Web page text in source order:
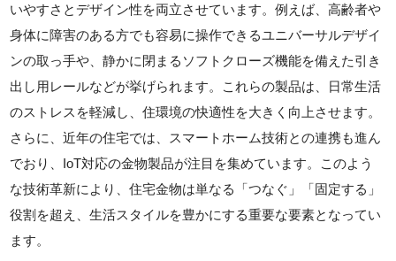
いやすさとデザイン性を両立させています。例えば、高齢者や
身体に障害のある方でも容易に操作できるユニバーサルデザイ
ンの取っ手や、静かに閉まるソフトクローズ機能を備えた引き
出し用レールなどが挙げられます。これらの製品は、日常生活
のストレスを軽減し、住環境の快適性を大きく向上させます。
さらに、近年の住宅では、スマートホーム技術との連携も進ん
でおり、IoT対応の金物製品が注目を集めています。このよう
な技術革新により、住宅金物は単なる「つなぐ」「固定する」
役割を超え、生活スタイルを豊かにする重要な要素となってい
ます。